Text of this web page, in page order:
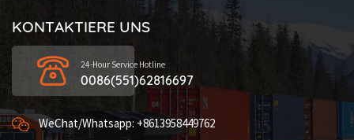
KONTAKTIERE UNS
24-Hour Service Hotline
0086(551)62816697
WeChat/Whatsapp: +8613958449762